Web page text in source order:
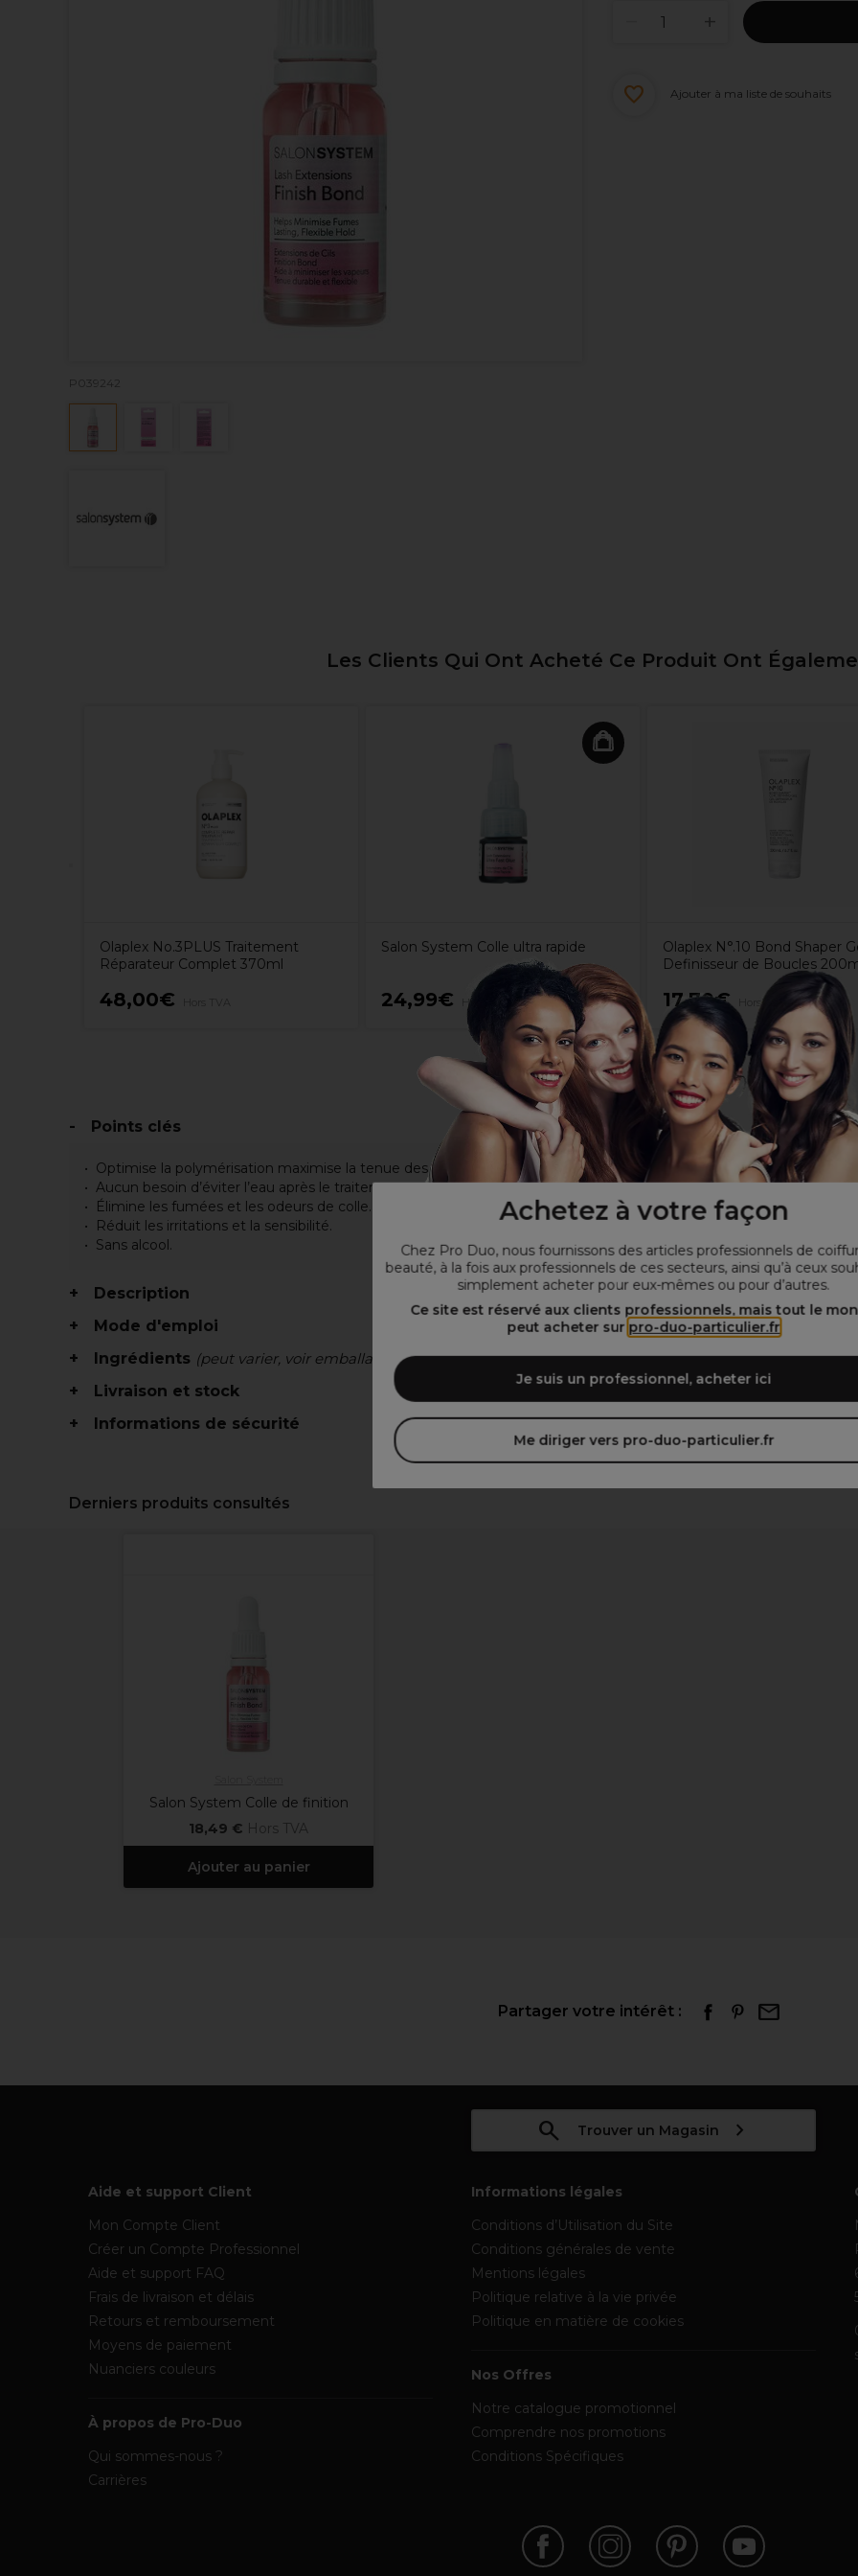
Achetez à votre façon
Chez Pro Duo, nous fournissons des articles professionnels de
beauté, à la fois aux professionnels de ces secteurs, ainsi qu’à ceux
simplement acheter pour eux-mêmes ou pour d’autres.
Ce site est réservé aux clients professionnels, mais tout le
peut acheter sur pro-duo-particulier.fr
Je suis un professionnel, acheter ici
Me diriger vers pro-duo-particulier.fr
P039242
Ajouter à ma liste de souhaits
Les Clients Qui Ont Acheté Ce Produit Ont
Olaplex No.3PLUS Traitement
Réparateur Complet 370ml
48,00€
Salon System Colle ultra rapide
24,99€ Hors TVA
Olaplex N°.10 Bond Shaper
Definisseur de Boucles
17,70€ Hors TVA
Points clés
Optimise la polymérisation maximise la tenue des cils.
Aucun besoin d’éviter l’eau après le traitement.
Élimine les fumées et les odeurs de colle.
Réduit les irritations et la sensibilité.
Sans alcool.
Description
Mode d'emploi
Ingrédients (peut varier, voir emballage)
Livraison et stock
Informations de sécurité
Derniers produits consultés
Salon System Colle de finition
18,49 € Hors TVA
Ajouter au panier
Partager votre intérêt :
Trouver un Magasin
Aide et support Client
Mon Compte Client
Créer un Compte Professionnel
Aide et support FAQ
Frais de livraison et délais
Retours et remboursement
Moyens de paiement
Nuanciers couleurs
À propos de Pro-Duo
Qui sommes-nous ?
Carrières
Informations légales
Conditions d’Utilisation du Site
Conditions générales de vente
Mentions légales
Politique relative à la vie privée
Politique en matière de cookies
Nos Offres
Notre catalogue promotionnel
Comprendre nos promotions
Conditions Spécifiques